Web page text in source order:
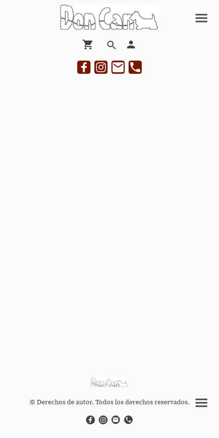
© Derechos de autor. Todos los derechos reservados.